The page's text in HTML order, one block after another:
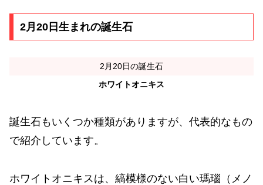
2月20日生まれの誕生石
2月20日の誕生石
ホワイトオニキス
誕生石もいくつか種類がありますが、代表的なもの
で紹介しています。
ホワイトオニキスは、縞模様のない白い瑪瑙（メノ